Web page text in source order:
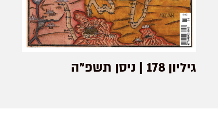
גיליון 178 | ניסן תשפ"ה